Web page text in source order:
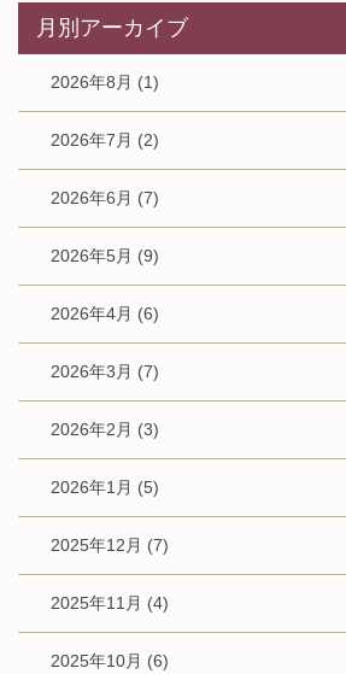
月別アーカイブ
2026年8月 (1)
2026年7月 (2)
2026年6月 (7)
2026年5月 (9)
2026年4月 (6)
2026年3月 (7)
2026年2月 (3)
2026年1月 (5)
2025年12月 (7)
2025年11月 (4)
2025年10月 (6)